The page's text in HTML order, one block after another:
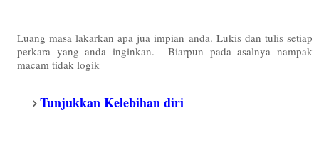
Luang masa lakarkan apa jua impian anda. Lukis dan tulis setiap
perkara yang anda inginkan. Biarpun pada asalnya nampak
macam tidak logik
Tunjukkan Kelebihan diri